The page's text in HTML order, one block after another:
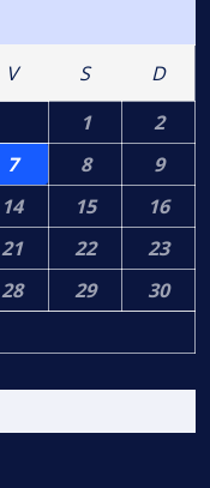
V S
D
1
2
7 8
9
14 15
16
21 22
23
28 29
30